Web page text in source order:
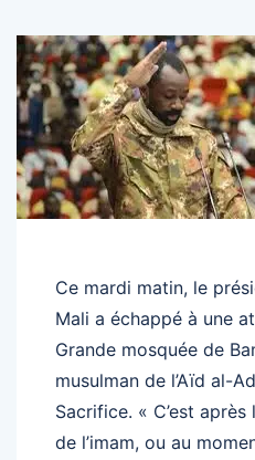
Ce mardi matin, le
Mali a échappé à une
Grande mosquée de
musulman de l’Aïd al-
Sacrifice. « C’est
de l’imam, ou au